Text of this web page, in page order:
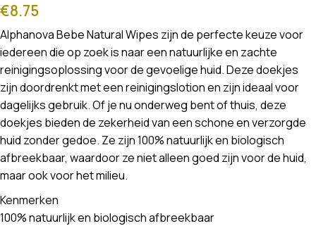
€8.75
Alphanova Bebe Natural Wipes zijn de perfecte keuze voor
iedereen die op zoek is naar een natuurlijke en zachte
reinigingsoplossing voor de gevoelige huid. Deze doekjes
zijn doordrenkt met een reinigingslotion en zijn ideaal voor
dagelijks gebruik. Of je nu onderweg bent of thuis, deze
doekjes bieden de zekerheid van een schone en verzorgde
huid zonder gedoe. Ze zijn 100% natuurlijk en biologisch
afbreekbaar, waardoor ze niet alleen goed zijn voor de huid,
maar ook voor het milieu.
Kenmerken
100% natuurlijk en biologisch afbreekbaar